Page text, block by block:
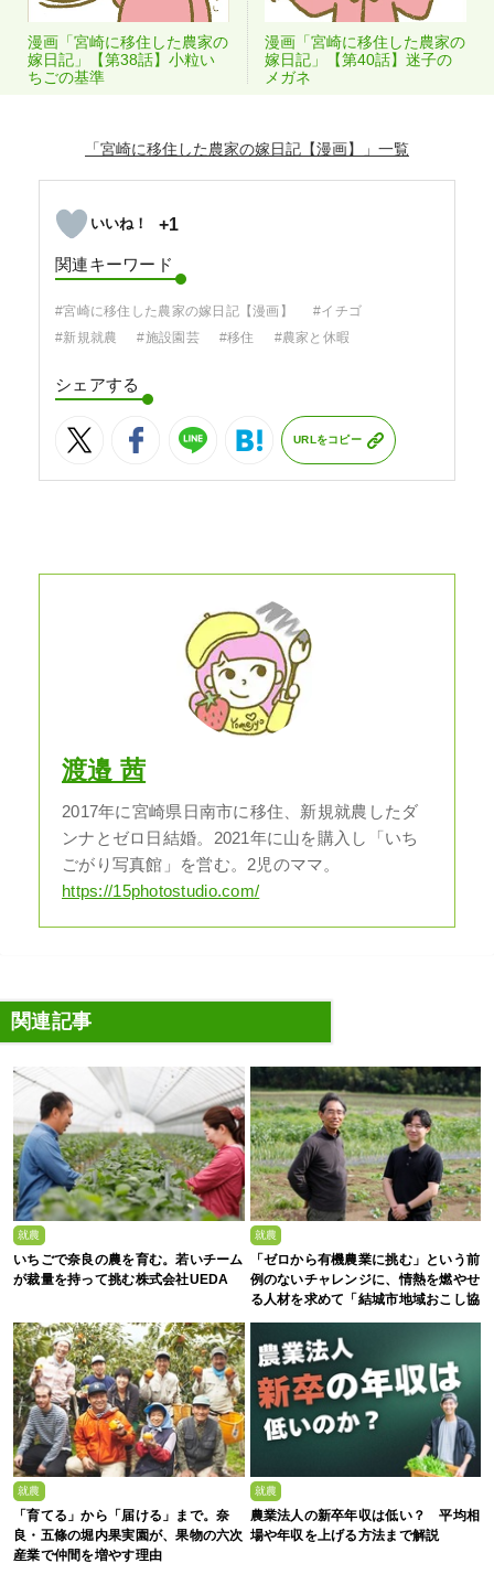
漫画「宮崎に移住した農家の
嫁日記」【第38話】小粒い
ちごの基準
漫画「宮崎に移住した農家の
嫁日記」【第40話】迷子の
メガネ
「宮崎に移住した農家の嫁日記【漫画】」
+1
関連キーワード
#宮崎に移住した農家の嫁日記【漫画】
#イチゴ
#新規就農
#施設園芸 #移住 #農家と休暇
シェアする
URLをコピー
渡邉 茜
2017年に宮崎県日南市に移住、新規就農したダ
ンナとゼロ日結婚。2021年に山を購入し「いち
ごがり写真館」を営む。2児のママ。
https://15photostudio.com/
関連記事
就農
いちごで奈良の農を育む。若いチーム
が裁量を持って挑む株式会社UEDA
就農
「ゼロから有機農業に挑む」という前
例のないチャレンジに、情熱を燃やせ
る人材を求めて「結城市地域おこし協
力隊募集」
就農
「育てる」から「届ける」まで。奈
良・五條の堀内果実園が、果物の六次
産業で仲間を増やす理由
就農
農業法人の新卒年収は低い？ 平均相
場や年収を上げる方法まで解説